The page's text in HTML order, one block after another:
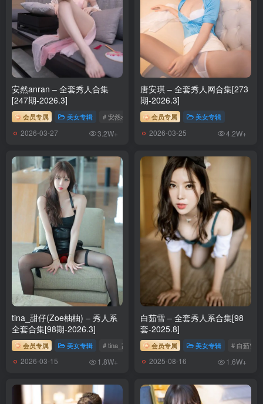
安然anran – 全套秀人合集
[247期-2026.3]
会员专属 美女专辑 # 安然anran
2026-03-27 3.2W+
唐安琪 – 全套秀人网合集[273
期-2026.3]
会员专属 美女专辑
2026-03-25 4.2W+
tina_甜仔(Zoe柚柚) – 秀人系
全套合集[98期-2026.3]
会员专属 美女专辑 # tina_甜仔
2026-03-15 1.8W+
白茹雪 – 全套秀人系合集[98
套-2025.8]
会员专属 美女专辑 # 白茹雪
2025-08-16 1.6W+